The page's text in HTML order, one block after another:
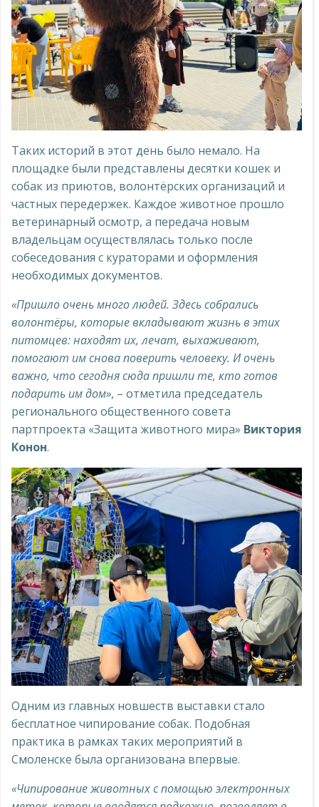
Таких историй в этот день было немало. На
площадке были представлены десятки кошек и
собак из приютов, волонтёрских организаций и
частных передержек. Каждое животное прошло
ветеринарный осмотр, а передача новым
владельцам осуществлялась только после
собеседования с кураторами и оформления
необходимых документов.
«Пришло очень много людей. Здесь собрались
волонтёры, которые вкладывают жизнь в этих
питомцев: находят их, лечат, выхаживают,
помогают им снова поверить человеку. И очень
важно, что сегодня сюда пришли те, кто готов
подарить им дом», – отметила председатель
регионального общественного совета
партпроекта «Защита животного мира» Виктория
Конон.
Одним из главных новшеств выставки стало
бесплатное чипирование собак. Подобная
практика в рамках таких мероприятий в
Смоленске была организована впервые.
«Чипирование животных с помощью электронных